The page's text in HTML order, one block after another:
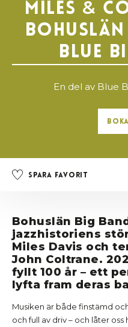
Miles &
Blue
En del av Blue
Spara favorit
Bohuslän Big
jazzhistoriens
Miles Davis och
John Coltrane.
fyllt 100 år – ett
lyfta fram deras
Musiken är både finstämd
och full av driv – och låter